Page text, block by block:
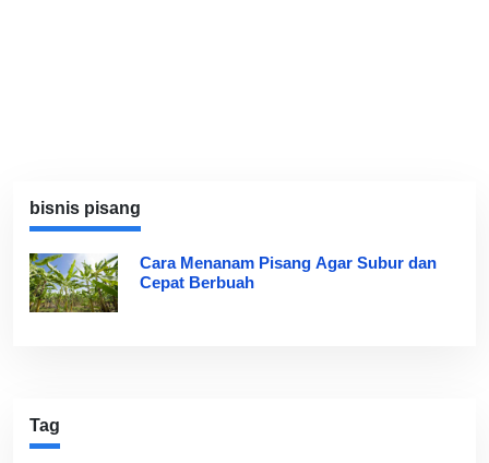
bisnis pisang
Cara Menanam Pisang Agar Subur dan
Cepat Berbuah
Tag